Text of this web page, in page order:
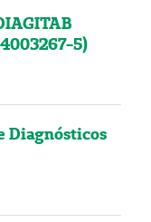
5)
Diagnósticos